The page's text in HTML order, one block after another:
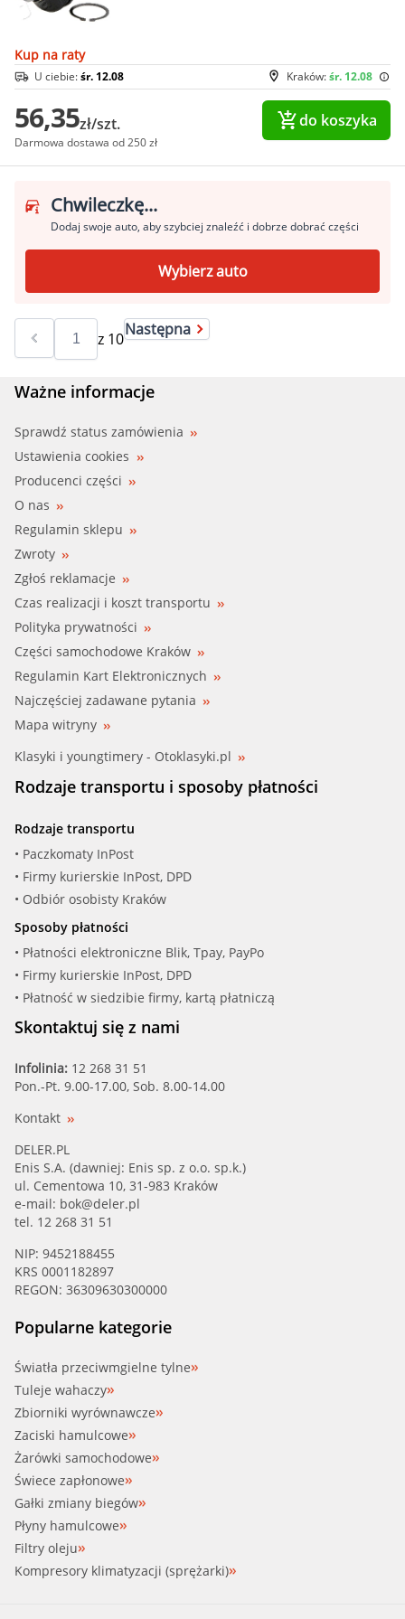
Kup na raty
Kraków:śr. 12.08
U ciebie:śr. 12.08
56,35zł/szt.
Darmowa dostawa od 250 zł
do koszyka
Chwileczkę...
Dodaj swoje auto, aby szybciej znaleźć i dobrze dobrać części
Wybierz auto
z 10Następna
Ważne informacje
Sprawdź status zamówienia
Ustawienia cookies
Producenci części
O nas
Regulamin sklepu
Zwroty
Zgłoś reklamacje
Czas realizacji i koszt transportu
Polityka prywatności
Części samochodowe Kraków
Regulamin Kart Elektronicznych
Najczęściej zadawane pytania
Mapa witryny
Klasyki i youngtimery - Otoklasyki.pl
Rodzaje transportu i sposoby płatności
Rodzaje transportu
• Paczkomaty InPost
• Firmy kurierskie InPost, DPD
• Odbiór osobisty Kraków
Sposoby płatności
• Płatności elektroniczne Blik, Tpay, PayPo
• Firmy kurierskie InPost, DPD
• Płatność w siedzibie firmy, kartą płatniczą
Skontaktuj się z nami
Infolinia: 12 268 31 51
Pon.-Pt. 9.00-17.00, Sob. 8.00-14.00
Kontakt
DELER.PL
Enis S.A. (dawniej: Enis sp. z o.o. sp.k.)
ul. Cementowa 10, 31-983 Kraków
e-mail: bok@deler.pl
tel. 12 268 31 51
NIP: 9452188455
KRS 0001182897
REGON: 36309630300000
Popularne kategorie
Światła przeciwmgielne tylne
Tuleje wahaczy
Zbiorniki wyrównawcze
Zaciski hamulcowe
Żarówki samochodowe
Świece zapłonowe
Gałki zmiany biegów
Płyny hamulcowe
Filtry oleju
Kompresory klimatyzacji (sprężarki)